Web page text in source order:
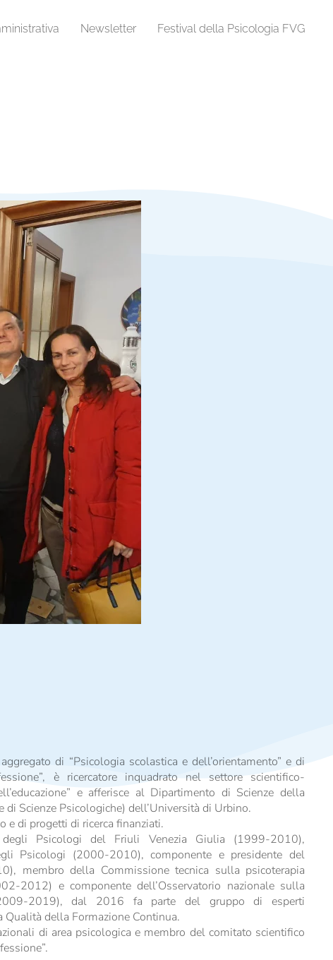
Newsletter Festival della Psicologia FVG
di “Psicologia scolastica e dell’orientamento” e di
è ricercatore inquadrato nel settore scientifico-
e afferisce al Dipartimento di Scienze della
Scienze Psicologiche) dell’Università di Urbino.
e di progetti di ricerca finanziati.
Psicologi del Friuli Venezia Giulia (1999-2010),
Psicologi (2000-2010), componente e presidente del
membro della Commissione tecnica sulla psicoterapia
2012) e componente dell’Osservatorio nazionale sulla
2019), dal 2016 fa parte del gruppo di esperti
della Formazione Continua.
di area psicologica e membro del comitato scientifico